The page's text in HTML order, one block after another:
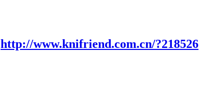
http://www.knifriend.com.cn/?218526